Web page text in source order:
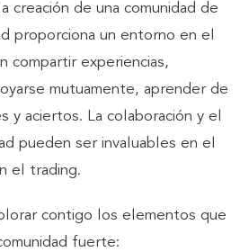
creación de una comunidad de
proporciona un entorno en el
compartir experiencias,
mutuamente, aprender de
y aciertos. La colaboración y el
pueden ser invaluables en el
el trading.
contigo los elementos que
fuerte: